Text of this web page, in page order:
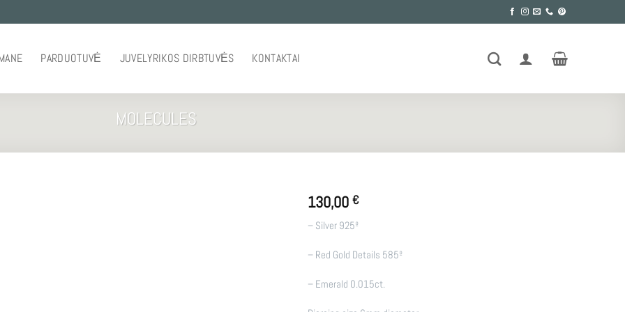
PARDUOTUVĖ JUVELYRIKOS DIRBTUVĖS KONTAKTAI
MOLECULES
130,00 €
– Silver 925º
– Red Gold Details 585º
– Emerald 0.015ct.